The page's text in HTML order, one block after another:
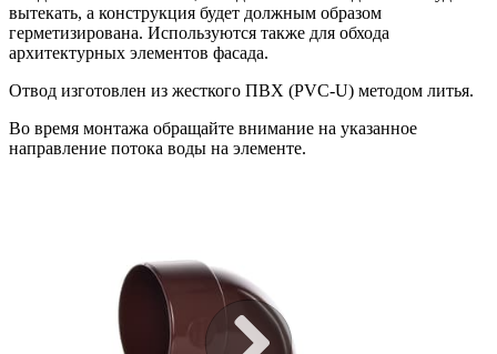
вытекать, а конструкция будет должным образом
герметизирована. Используются также для обхода
архитектурных элементов фасада.
Отвод изготовлен из жесткого ПВХ (PVC-U) методом литья.
Во время монтажа обращайте внимание на указанное
направление потока воды на элементе.